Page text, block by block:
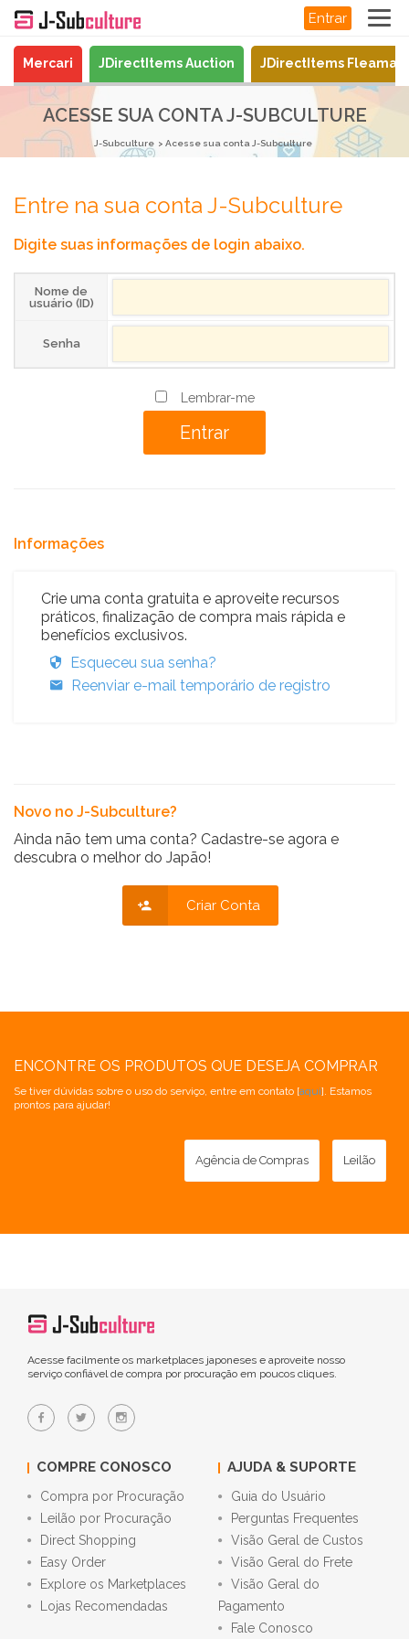
Entrar
Mercari JDirectItems Auction JDirectItems
ACESSE SUA CONTA J-SUBCULTURE
J-Subculture Acesse sua conta J-Subculture
Entre na sua conta J-Subculture
Digite suas informações de login abaixo.
Nome de
usuário (ID)
Senha
Lembrar-me
Informações
Crie uma conta gratuita e aproveite recursos
práticos, finalização de compra mais rápida e
benefícios exclusivos.
Esqueceu sua senha?
Reenviar e-mail temporário de registro
Novo no J-Subculture?
Ainda não tem uma conta? Cadastre-se agora e
descubra o melhor do Japão!
Criar Conta
ENCONTRE OS PRODUTOS QUE DESEJA COMPRAR
Se tiver dúvidas sobre o uso do serviço, entre em contato [aqui]. Estamos
prontos para ajudar!
Agência de Compras Leilão
Acesse facilmente os marketplaces japoneses e aproveite nosso
serviço confiável de compra por procuração em poucos cliques.
COMPRE CONOSCO
Compra por Procuração
Leilão por Procuração
Direct Shopping
Easy Order
Explore os Marketplaces
Lojas Recomendadas
AJUDA & SUPORTE
Guia do Usuário
Perguntas Frequentes
Visão Geral de Custos
Visão Geral do Frete
Visão Geral do
Pagamento
Fale Conosco